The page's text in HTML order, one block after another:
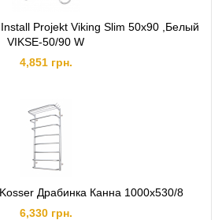
Projekt Viking Slim 50x90 ,Белый
VIKSE-50/90 W
4,851 грн.
Драбинка Канна 1000х530/8
6,330 грн.